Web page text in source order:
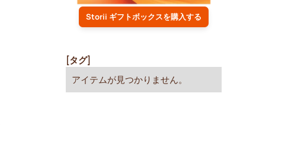
Storii ギフトボックスを購入する
[タグ]
アイテムが見つかりません。